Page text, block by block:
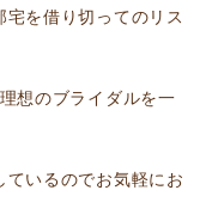
を借り切ってのリス
想のブライダルを一
いるのでお気軽にお